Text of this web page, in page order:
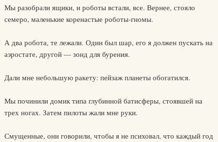
Мы разобрали ящики, и роботы встали, все. Вернее, стояло
семеро, маленькие коренастые роботы-гномы.
А два робота, те лежали. Один был шар, его я должен пускать на
аэростате, другой — зонд для бурения.
Дали мне небольшую ракету: пейзаж планеты обогатился.
Мы починили домик типа глубинной батисферы, стоявшей на
трех ногах. Затем пилоты жали мне руки.
Смущенные, они говорили, чтобы я не психовал, что каждый год